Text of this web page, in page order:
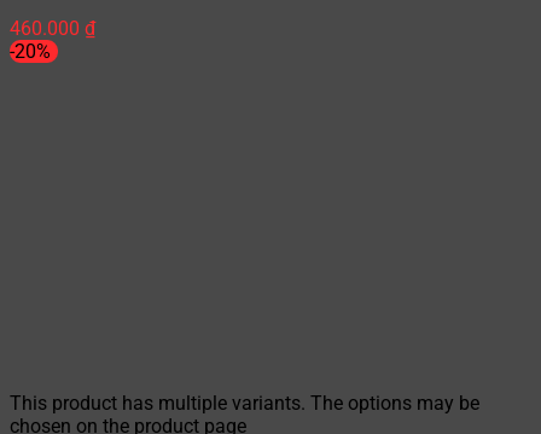
460.000 ₫
-20%
This product has multiple variants. The options may be
chosen on the product page